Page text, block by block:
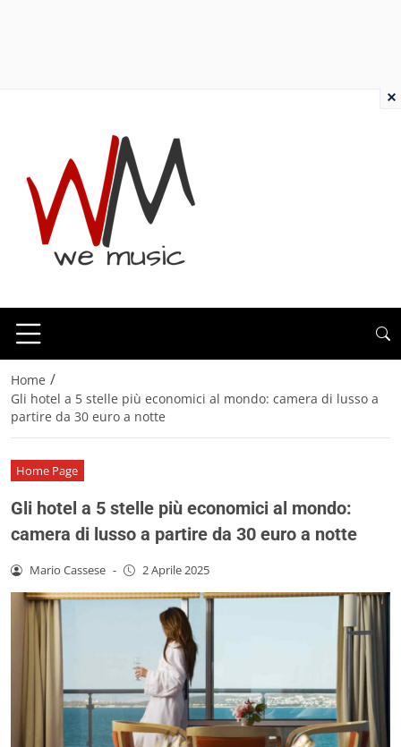
Home /
Gli hotel a 5 stelle più economici al mondo: camera di lusso a
partire da 30 euro a notte
Home Page
Gli hotel a 5 stelle più economici al mondo:
camera di lusso a partire da 30 euro a notte
Mario Cassese - 2 Aprile 2025
×